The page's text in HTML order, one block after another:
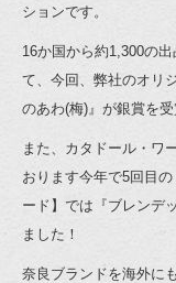
ションです。
16か国から約1,300の
て、今回、弊社のオリ
のあわ(梅)』が銀賞を受
また、カタドール・ワ
おります今年で5回目
ード】では『ブレンデ
ました！
奈良ブランドを海外に